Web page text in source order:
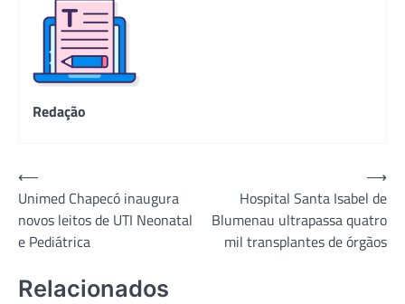
Redação
Navegação
de
Post
⟵
Unimed Chapecó inaugura
novos leitos de UTI Neonatal
e Pediátrica
Hospital Santa Isabel de
Blumenau ultrapassa quatro
mil transplantes de órgãos
⟶
Relacionados